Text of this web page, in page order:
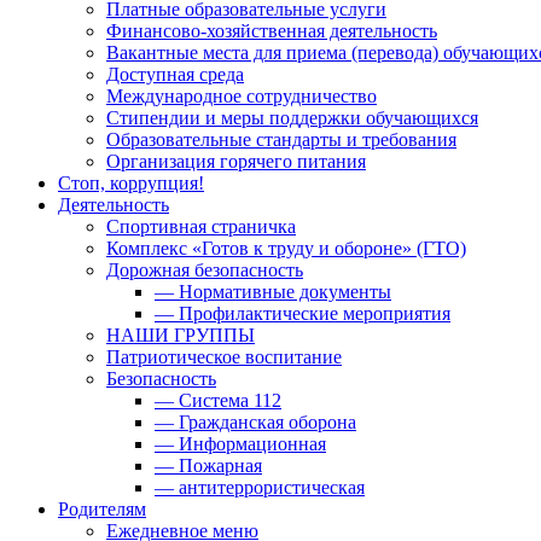
Платные образовательные услуги
Финансово-хозяйственная деятельность
Вакантные места для приема (перевода)
Доступная среда
Международное сотрудничество
Стипендии и меры поддержки обучающихся
Образовательные стандарты и требования
Организация горячего питания
Стоп, коррупция!
Деятельность
Спортивная страничка
Комплекс «Готов к труду и обороне» (ГТО)
Дорожная безопасность
— Нормативные документы
— Профилактические мероприятия
НАШИ ГРУППЫ
Патриотическое воспитание
Безопасность
— Система 112
— Гражданская оборона
— Информационная
— Пожарная
— антитеррористическая
Родителям
Ежедневное меню